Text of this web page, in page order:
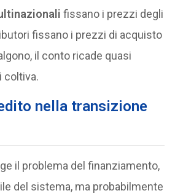
fissano i prezzi degli
fissano i prezzi di acquisto
il conto ricade quasi
coltiva.
nella transizione
il problema del finanziamento,
del sistema, ma probabilmente